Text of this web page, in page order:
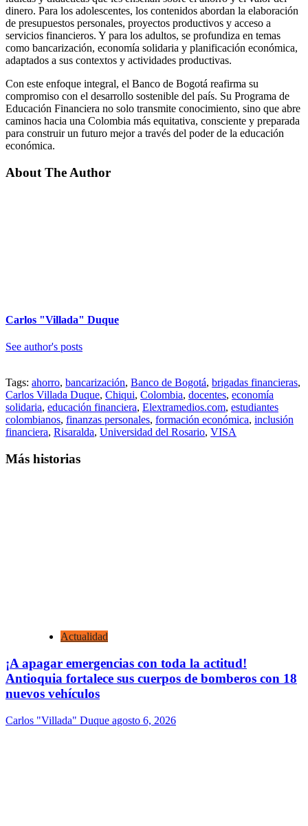
dinero. Para los adolescentes, los contenidos abordan la elaboración
de presupuestos personales, proyectos productivos y acceso a
servicios financieros. Y para los adultos, se profundiza en temas
como bancarización, economía solidaria y planificación económica,
adaptados a sus contextos y actividades productivas.
Con este enfoque integral, el Banco de Bogotá reafirma su
compromiso con el desarrollo sostenible del país. Su Programa de
Educación Financiera no solo transmite conocimiento, sino que abre
caminos hacia una Colombia más equitativa, consciente y preparada
para construir un futuro mejor a través del poder de la educación
económica.
About The Author
Carlos "Villada" Duque
See author's posts
Tags: ahorro, bancarización, Banco de Bogotá, brigadas financieras,
Carlos Villada Duque, Chiqui, Colombia, docentes, economía
solidaria, educación financiera, Elextramedios.com, estudiantes
colombianos, finanzas personales, formación económica, inclusión
financiera, Risaralda, Universidad del Rosario, VISA
Más historias
Actualidad
¡A apagar emergencias con toda la actitud!
Antioquia fortalece sus cuerpos de bomberos con 18
nuevos vehículos
Carlos "Villada" Duque agosto 6, 2026